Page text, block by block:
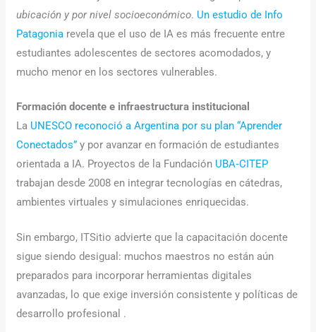
ubicación y por nivel socioeconómico. Un estudio de Info
Patagonia revela que el uso de IA es más frecuente entre
estudiantes adolescentes de sectores acomodados, y
mucho menor en los sectores vulnerables.
Formación docente e infraestructura institucional
La UNESCO reconoció a Argentina por su plan “Aprender
Conectados” y por avanzar en formación de estudiantes
orientada a IA. Proyectos de la Fundación UBA‑CITEP
trabajan desde 2008 en integrar tecnologías en cátedras,
ambientes virtuales y simulaciones enriquecidas.
Sin embargo, ITSitio advierte que la capacitación docente
sigue siendo desigual: muchos maestros no están aún
preparados para incorporar herramientas digitales
avanzadas, lo que exige inversión consistente y políticas de
desarrollo profesional .